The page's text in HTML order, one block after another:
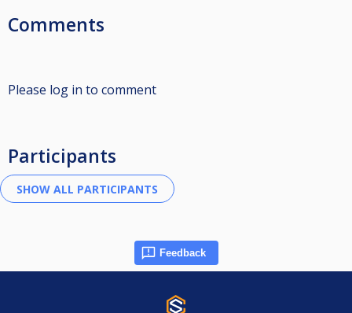
Comments
Please log in to comment
Participants
Feedback